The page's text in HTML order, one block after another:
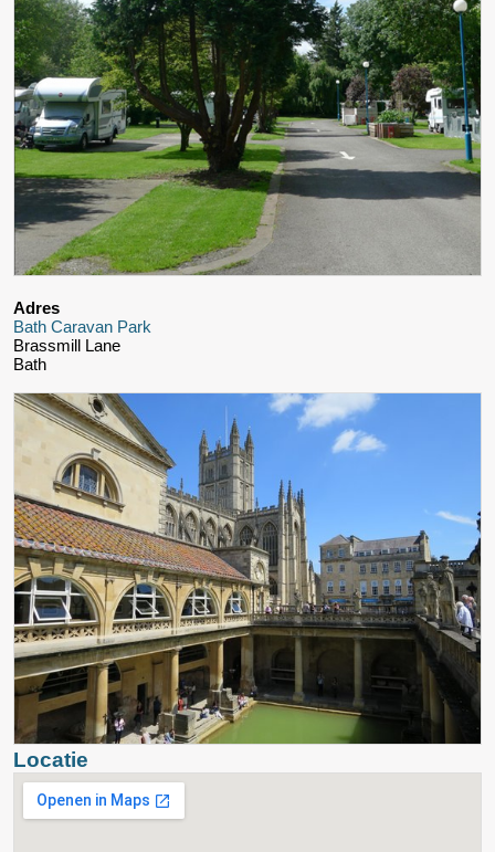
Adres
Bath Caravan Park
Brassmill Lane
Bath
Locatie